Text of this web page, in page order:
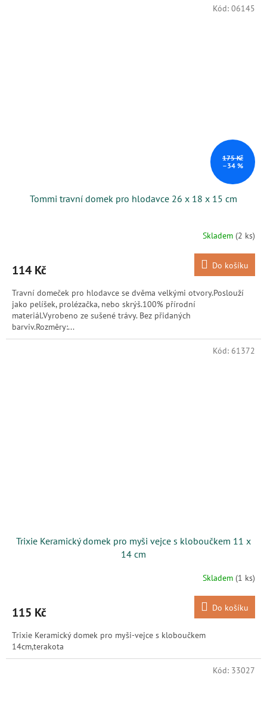
175 Kč
–34 %
Tommi travní domek pro hlodavce 26 x 18 x 15 cm
Skladem (2 ks)
114 Kč Do košíku
Travní domeček pro hlodavce se dvěma velkými otvory.Poslouží
jako pelíšek, prolézačka, nebo skrýš.100% přírodní
materiál.Vyrobeno ze sušené trávy. Bez přidaných
barviv.Rozměry:...
Kód: 06145
Trixie Keramický domek pro myši vejce s kloboučkem 11 x
14 cm
Skladem (1 ks)
115 Kč Do košíku
Trixie Keramický domek pro myši-vejce s kloboučkem
14cm,terakota
Kód: 61372
Kód: 33027